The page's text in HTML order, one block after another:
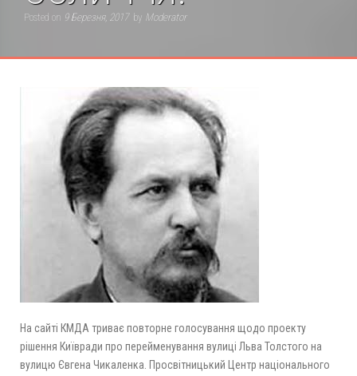
Posted on 9 Березня, 2017 by Moderator
На сайті КМДА триває повторне голосування щодо проекту
рішення Київради про перейменування вулиці Льва Толстого на
вулицю Євгена Чикаленка. Просвітницький Центр національного